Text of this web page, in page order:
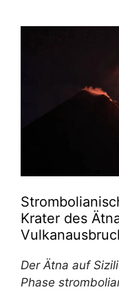
Krater des
Der Ätna auf
Phase